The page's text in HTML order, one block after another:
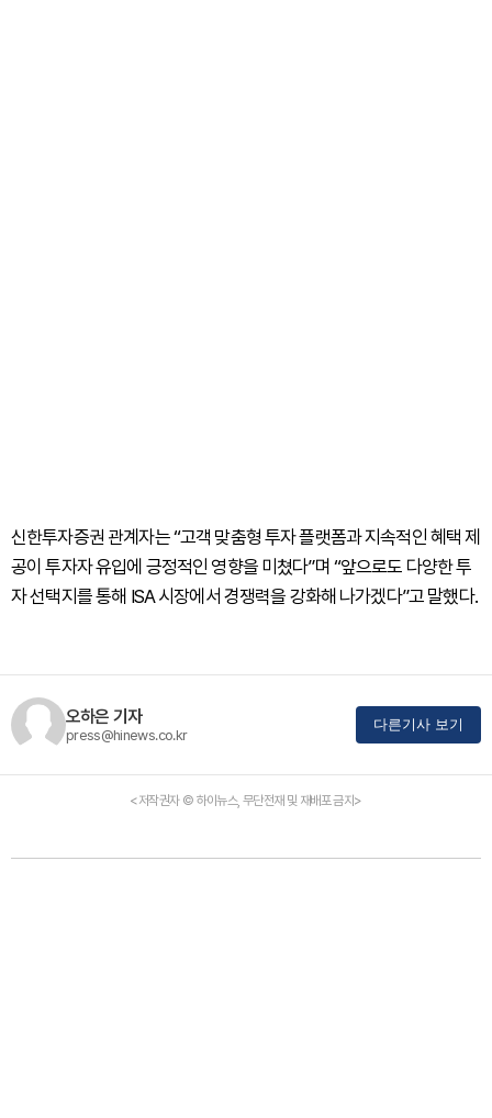
신한투자증권 관계자는 “고객 맞춤형 투자 플랫폼과 지속적인 혜택 제
공이 투자자 유입에 긍정적인 영향을 미쳤다”며 “앞으로도 다양한 투
자 선택지를 통해 ISA 시장에서 경쟁력을 강화해 나가겠다”고 말했다.
오하은 기자
press@hinews.co.kr
다른기사 보기
<저작권자 © 하이뉴스, 무단전재 및 재배포 금지>